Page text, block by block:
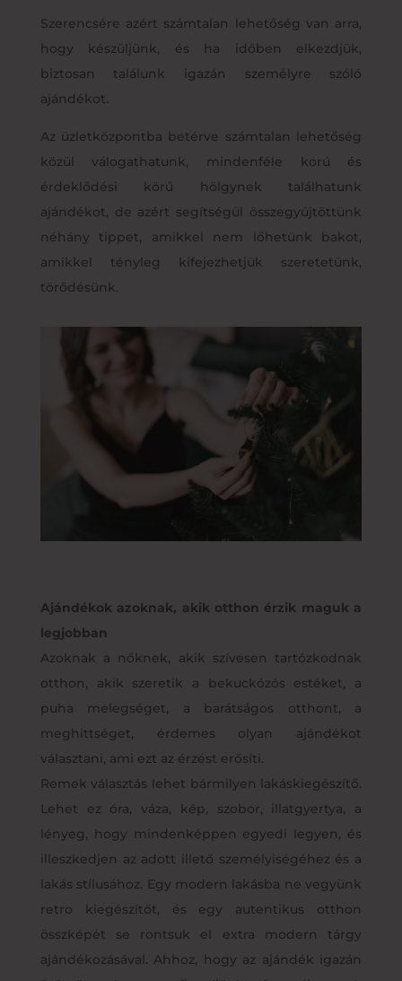
Szerencsére azért számtalan lehetőség van arra,
hogy készüljünk, és ha időben elkezdjük,
biztosan találunk igazán személyre szóló
ajándékot.
Az üzletközpontba betérve számtalan lehetőség
közül válogathatunk, mindenféle korú és
érdeklődési körű hölgynek találhatunk
ajándékot, de azért segítségül összegyűjtöttünk
néhány tippet, amikkel nem lőhetünk bakot,
amikkel tényleg kifejezhetjük szeretetünk,
törődésünk.
Ajándékok azoknak, akik otthon érzik maguk a
legjobban
Azoknak a nőknek, akik szívesen tartózkodnak
otthon, akik szeretik a bekuckózós estéket, a
puha melegséget, a barátságos otthont, a
meghittséget, érdemes olyan ajándékot
választani, ami ezt az érzést erősíti.
Remek választás lehet bármilyen lakáskiegészítő.
Lehet ez óra, váza, kép, szobor, illatgyertya, a
lényeg, hogy mindenképpen egyedi legyen, és
illeszkedjen az adott illető személyiségéhez és a
lakás stílusához. Egy modern lakásba ne vegyünk
retro kiegészítőt, és egy autentikus otthon
összképét se rontsuk el extra modern tárgy
ajándékozásával. Ahhoz, hogy az ajándék igazán